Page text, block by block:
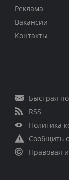
Реклама
Вакансии
Контакты
Быстрая
RSS
Политика
Сообщить
Правовая